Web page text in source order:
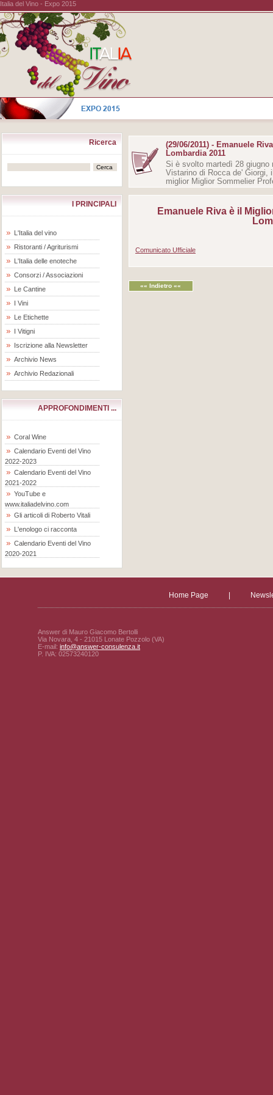
Italia del Vino - Expo 2015
Ricerca
I PRINCIPALI
L'Italia del vino
Ristoranti / Agriturismi
L'Italia delle enoteche
Consorzi / Associazioni
Le Cantine
I Vini
Le Etichette
I Vitigni
Iscrizione alla Newsletter
Archivio News
Archivio Redazionali
APPROFONDIMENTI ...
Coral Wine
Calendario Eventi del Vino
2022-2023
Calendario Eventi del Vino
2021-2022
YouTube e
www.italiadelvino.com
Gli articoli di Roberto Vitali
L'enologo ci racconta
Calendario Eventi del Vino
2020-2021
(29/06/2011) - Emanuele
Lombardia 2011
Si è svolto martedì 28 giugno
Vistarino di Rocca de' Giorgi,
miglior Miglior Sommelier
Emanuele Riva è il
Comunicato Ufficiale
«« Indietro ««
Home Page
Answer di Mauro Giacomo Bertolli
Via Novara, 4 - 21015 Lonate Pozzolo (VA)
E-mail: info@answer-consulenza.it
P. IVA: 02573240120